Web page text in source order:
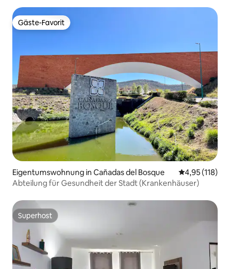
Gäste-Favorit
Gäste-Favorit
Eigentumswohnung in Cañadas del Bosque
4,95 (118)
Abteilung für Gesundheit der Stadt (Krankenhäuser)
Superhost
Superhost